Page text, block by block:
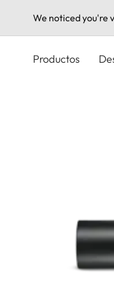
We noticed you're
Productos